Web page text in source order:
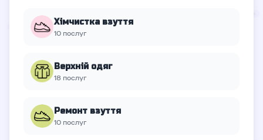
Хімчистка взуття
10 послуг
Верхній oдяг
18 послуг
Ремонт взуття
10 послуг